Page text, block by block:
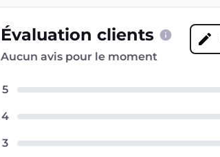
Évaluation clients
Aucun avis pour le moment
5
4
3